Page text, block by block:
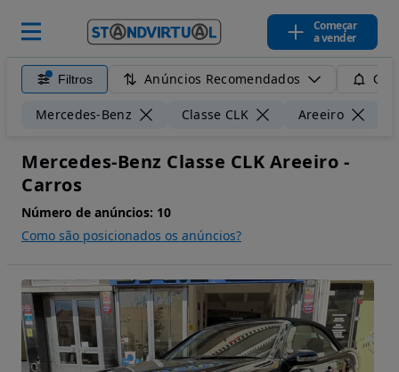
Começar
a vender
Filtros Anúncios Recomendados
Mercedes-Benz Classe CLK Areeiro
Mercedes-Benz Classe CLK Areeiro -
Carros
Número de anúncios: 10
Como são posicionados os anúncios?